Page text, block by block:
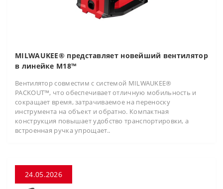
MILWAUKEE® представляет новейший вентилятор
в линейке M18™
Вентилятор совместим с системой MILWAUKEE®
PACKOUT™, что обеспечивает отличную мобильность и
сокращает время, затрачиваемое на переноску
инструмента на объект и обратно. Компактная
конструкция повышает удобство транспортировки, а
встроенная ручка упрощает..
24.05.2026